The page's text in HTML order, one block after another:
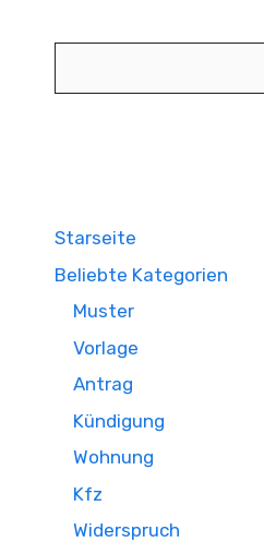
Starseite
Beliebte Kategorien
Muster
Vorlage
Antrag
Kündigung
Wohnung
Kfz
Widerspruch